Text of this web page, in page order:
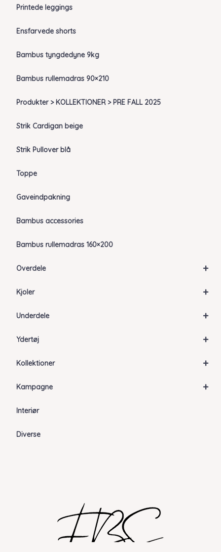
Printede leggings
Ensfarvede shorts
Bambus tyngdedyne 9kg
Bambus rullemadras 90×210
Produkter > KOLLEKTIONER > PRE FALL 2025
Strik Cardigan beige
Strik Pullover blå
Toppe
Gaveindpakning
Bambus accessories
Bambus rullemadras 160×200
+
Overdele
+
Kjoler
+
Underdele
+
Ydertøj
+
Kollektioner
+
Kampagne
Interiør
Diverse